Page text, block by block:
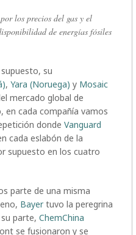
los precios del gas y el
de energías fósiles
su
, Yara (Noruega) y Mosaic
mercado global de
en cada compañía vamos
dondeVanguard
cada eslabón de la
supuesto en los cuatro
parte de una misma
Bayertuvo la peregrina
su parte,ChemChina
se fusionaron y se